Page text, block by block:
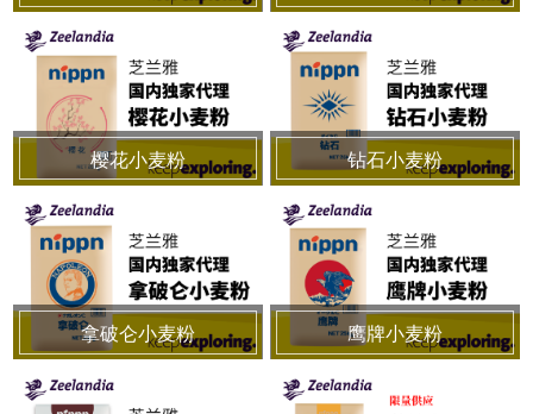
樱花小麦粉 钻石小麦粉
拿破仑小麦粉 鹰牌小麦粉